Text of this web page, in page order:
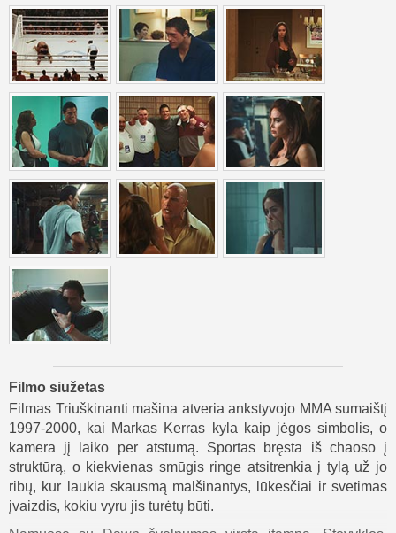
Filmo siužetas
Filmas Triuškinanti mašina atveria ankstyvojo MMA sumaištį
1997-2000, kai Markas Kerras kyla kaip jėgos simbolis, o
kamera jį laiko per atstumą. Sportas bręsta iš chaoso į
struktūrą, o kiekvienas smūgis ringe atsitrenkia į tylą už jo
ribų, kur laukia skausmą malšinantys, lūkesčiai ir svetimas
įvaizdis, kokiu vyru jis turėtų būti.